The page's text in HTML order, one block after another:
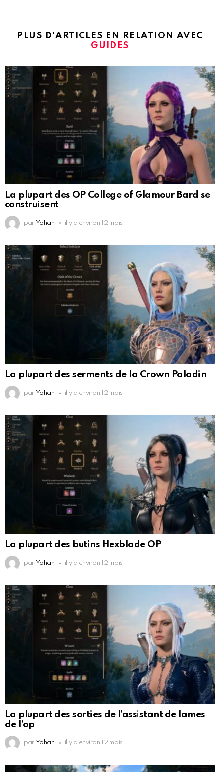
PLUS D'ARTICLES EN RELATION AVEC
GUIDES
La plupart des OP College of Glamour Bard se
construisent
par Yohan il y a environ 12 mois
La plupart des serments de la Crown Paladin
par Yohan il y a environ 12 mois
La plupart des butins Hexblade OP
par Yohan il y a environ 12 mois
La plupart des sorties de l’assistant de lames
de l’op
par Yohan il y a environ 12 mois